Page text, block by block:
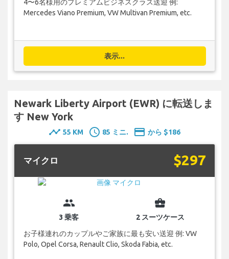
4〜6名様用のプレミアムビジネスクラス送迎 例:
Mercedes Viano Premium, VW Multivan Premium, etc.
表示...
Newark Liberty Airport (EWR) に転送しま
す New York
timeline 55 KM schedule 85 ミニ. payment から $186
マイクロ $297
group
3 乗客
business_center
2 スーツケース
お子様連れのカップルやご家族に最も安い送迎 例: VW
Polo, Opel Corsa, Renault Clio, Skoda Fabia, etc.